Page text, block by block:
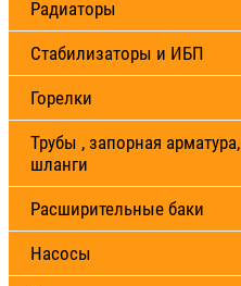
Радиаторы
Стабилизаторы и ИБП
Горелки
Трубы , запорная арматура,
шланги
Расширительные баки
Насосы